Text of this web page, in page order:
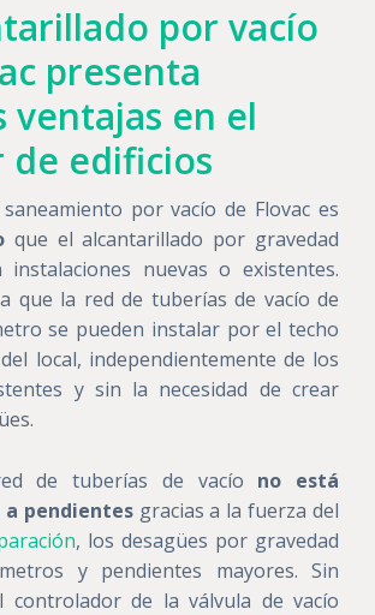
por vacío
presenta
ventajas en el
edificios
por vacío de Flovac es
que el alcantarillado por gravedad
instalaciones nuevas o existentes.
que la red de tuberías de vacío de
se pueden instalar por el techo
local, independientemente de los
y sin la necesidad de crear
de tuberías de vacío no está
a pendientesgracias a la fuerza del
, los desagües por gravedad
y pendientes mayores. Sin
controlador de la válvula de vacío